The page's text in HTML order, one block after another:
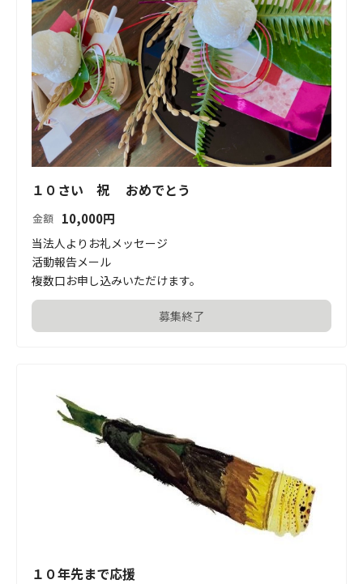
１０さい 祝 おめでとう
金額 10,000円
当法人よりお礼メッセージ
活動報告メール
複数口お申し込みいただけます。
募集終了
１０年先まで応援